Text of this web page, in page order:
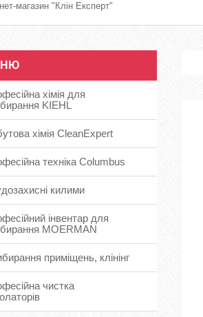
магазин "Клін Експерт"
хімія для
KIEHL
хімія CleanExpert
техніка Columbus
килими
інвентар для
MOERMAN
приміщень, клінінг
чистка